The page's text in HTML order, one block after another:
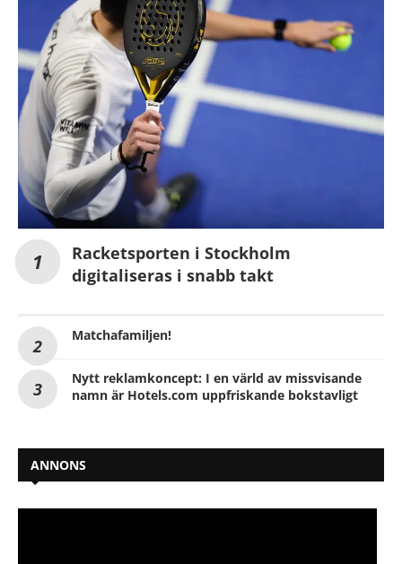
Racketsporten i Stockholm
digitaliseras i snabb takt
Matchafamiljen!
Nytt reklamkoncept: I en värld av missvisande
namn är Hotels.com uppfriskande bokstavligt
ANNONS